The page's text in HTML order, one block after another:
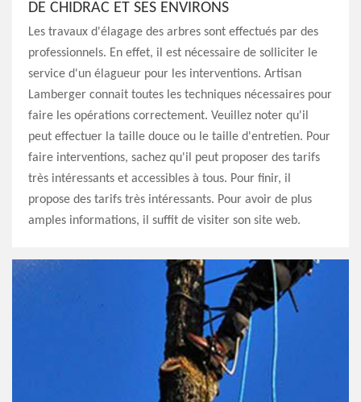
DE CHIDRAC ET SES ENVIRONS
Les travaux d'élagage des arbres sont effectués par des
professionnels. En effet, il est nécessaire de solliciter le
service d'un élagueur pour les interventions. Artisan
Lamberger connait toutes les techniques nécessaires pour
faire les opérations correctement. Veuillez noter qu'il
peut effectuer la taille douce ou le taille d'entretien. Pour
faire interventions, sachez qu'il peut proposer des tarifs
très intéressants et accessibles à tous. Pour finir, il
propose des tarifs très intéressants. Pour avoir de plus
amples informations, il suffit de visiter son site web.